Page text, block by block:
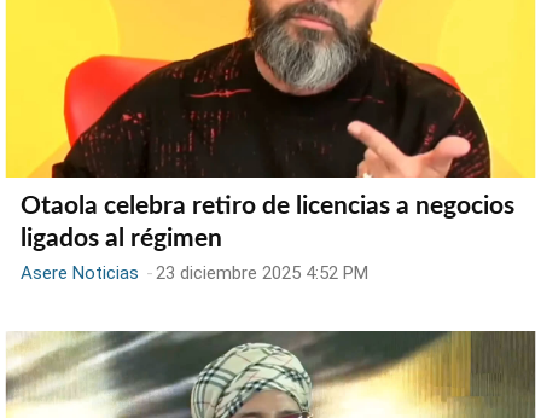
Otaola celebra retiro de licencias a negocios
ligados al régimen
Asere Noticias -23 diciembre 2025 4:52 PM